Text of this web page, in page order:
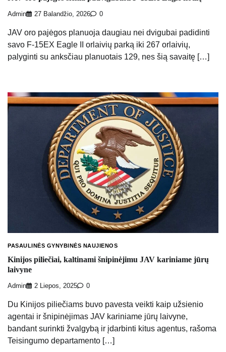
Admin 27 Balandžio, 2026 0
JAV oro pajėgos planuoja daugiau nei dvigubai padidinti
savo F-15EX Eagle II orlaivių parką iki 267 orlaivių,
palyginti su anksčiau planuotais 129, nes šią savaitę […]
PASAULINĖS GYNYBINĖS NAUJIENOS
Kinijos piliečiai, kaltinami šnipinėjimu JAV kariniame jūrų
laivyne
Admin 2 Liepos, 2025 0
Du Kinijos piliečiams buvo pavesta veikti kaip užsienio
agentai ir šnipinėjimas JAV kariniame jūrų laivyne,
bandant surinkti žvalgybą ir įdarbinti kitus agentus, rašoma
Teisingumo departamento […]